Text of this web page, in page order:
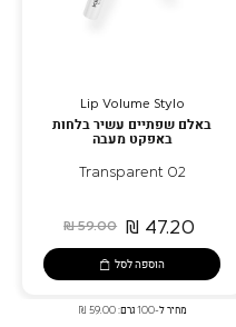
Lip Volume Stylo
באלם שפתיים עשיר בלחות
באפקט מעבה
02 Transparent
47.20 ₪
59.00 ₪
הוספה לסל
מחיר ל-100 גרם: 59.00 ₪